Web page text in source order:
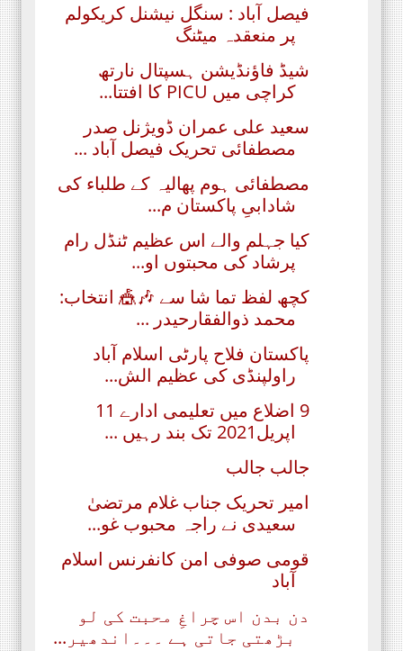
فیصل آباد : سنگل نیشنل کریکولم
پر منعقدہ میٹنگ
شیڈ فاؤنڈیشن ہسپتال نارتھ
کراچی میں PICU کا افتتا...
سعید علی عمران ڈویژنل صدر
مصطفائی تحریک فیصل آباد ...
مصطفائی ہوم پھالیہ کے طلباء کی
شادابیِ پاکستان م...
کیا جہلم والے اس عظیم ٹنڈل رام
پرشاد کی محبتوں او...
کچھ لفظ تما شا سے 🎶🎪 انتخاب:
محمد ذوالفقارحیدر ...
پاکستان فلاح پارٹی اسلام آباد
راولپنڈی کی عظیم الش...
9 اضلاع میں تعلیمی ادارے 11
اپریل2021 تک بند رہیں ...
جالب جالب
امیر تحریک جناب غلام مرتضیٰ
سعیدی نے راجہ محبوب غو...
قومی صوفی امن کانفرنس اسلام
آباد
دن بدن اس چراغِ محبت کی لو
بڑھتی جاتی ہے ۔۔۔اندھیر...